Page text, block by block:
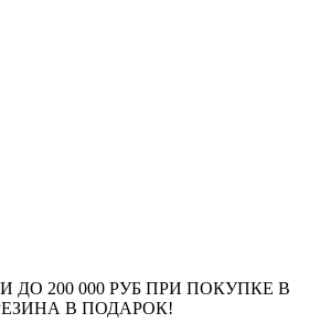
ДО 200 000 РУБ ПРИ ПОКУПКЕ В
В ПОДАРОК!